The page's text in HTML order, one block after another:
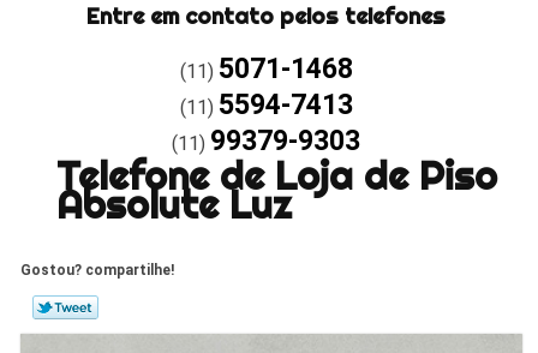
Entre em contato pelos telefones
(11) 5071-1468
(11) 5594-7413
(11) 99379-9303
Telefone de Loja de Piso
Absolute Luz
Gostou? compartilhe!